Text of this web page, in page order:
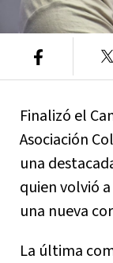
Finalizó el
Asociación
una
quien volvió
una nueva
La última